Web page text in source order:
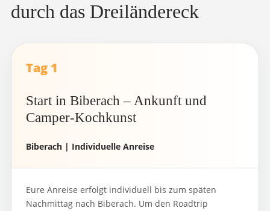
durch das Dreiländereck
Tag 1
Start in Biberach – Ankunft und
Camper-Kochkunst
Biberach | Individuelle Anreise
Eure Anreise erfolgt individuell bis zum späten
Nachmittag nach Biberach. Um den Roadtrip